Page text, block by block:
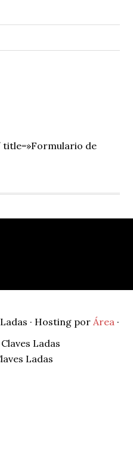
title=»Formulario de
· Hosting por Área ·
Ladas
Ladas